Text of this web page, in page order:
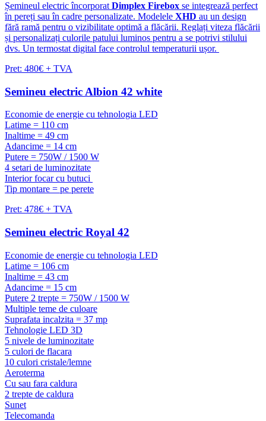
Șemineul electric încorporat Dimplex Firebox se integrează perfect
în pereți sau în cadre personalizate. Modelele XHD au un design
fără ramă pentru o vizibilitate optimă a flăcării. Reglați viteza flăcării
și personalizați culorile patului luminos pentru a se potrivi stilului
dvs. Un termostat digital face controlul temperaturii ușor.
Pret: 480€ + TVA
Semineu electric Albion 42 white
Economie de energie cu tehnologia LED
Latime = 110 cm
Inaltime = 49 cm
Adancime = 14 cm
Putere = 750W / 1500 W
4 setari de luminozitate
Interior focar cu butuci
Tip montare = pe perete
Pret: 478€ + TVA
Semineu electric Royal 42
Economie de energie cu tehnologia LED
Latime = 106 cm
Inaltime = 43 cm
Adancime = 15 cm
Putere 2 trepte = 750W / 1500 W
Multiple teme de culoare
Suprafata incalzita = 37 mp
Tehnologie LED 3D
5 nivele de luminozitate
5 culori de flacara
10 culori cristale/lemne
Aeroterma
Cu sau fara caldura
2 trepte de caldura
Sunet
Telecomanda